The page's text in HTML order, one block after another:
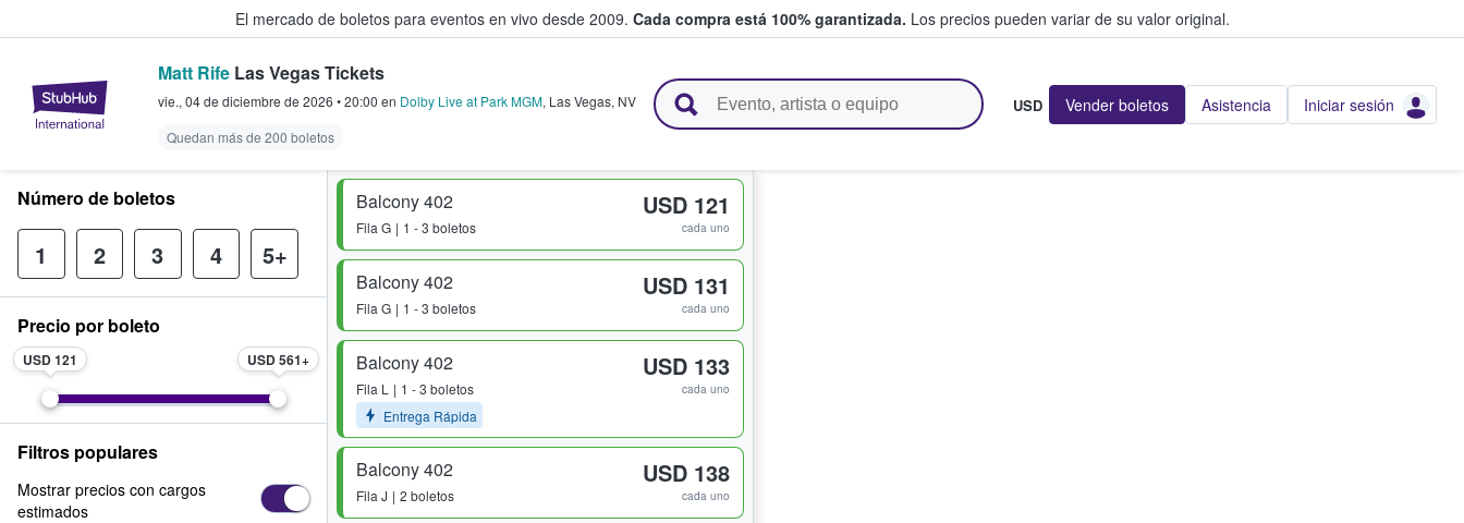
El mercado de boletos para eventos en vivo desde 2009. Cada compra está 100% garantizada. Los precios pueden variar de su valor original.
StubHub: donde los fans compran y venden boletos
Matt Rife Las Vegas Tickets
vie., 04 de diciembre de 2026 •20:00 en Dolby Live at Park MGM, Las Vegas, NV
Quedan más de 200 boletos
USD Vender boletos Asistencia Iniciar sesión
Balcony 402
Fila G 1 - 3 boletos
USD 121
cada uno
Balcony 402
Fila G 1 - 3 boletos
USD 131
cada uno
Balcony 402
Fila L
1 - 3 boletos
Entrega Rápida
USD 133
cada uno
Balcony 402
Fila J 2 boletos
USD 138
cada uno
Número de boletos
1 2 3 4 5+
Precio por boleto
USD 121 USD 561
Filtros populares
Mostrar precios con cargos
estimados